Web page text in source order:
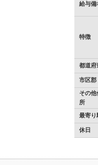
給与備
特徴
都道府
市区郡
その他
所
最寄り
休日